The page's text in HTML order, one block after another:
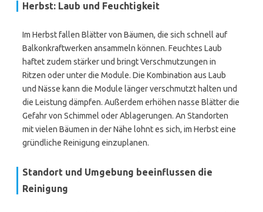
Herbst: Laub und Feuchtigkeit
Im Herbst fallen Blätter von Bäumen, die sich schnell auf
Balkonkraftwerken ansammeln können. Feuchtes Laub
haftet zudem stärker und bringt Verschmutzungen in
Ritzen oder unter die Module. Die Kombination aus Laub
und Nässe kann die Module länger verschmutzt halten und
die Leistung dämpfen. Außerdem erhöhen nasse Blätter die
Gefahr von Schimmel oder Ablagerungen. An Standorten
mit vielen Bäumen in der Nähe lohnt es sich, im Herbst eine
gründliche Reinigung einzuplanen.
Standort und Umgebung beeinflussen die
Reinigung